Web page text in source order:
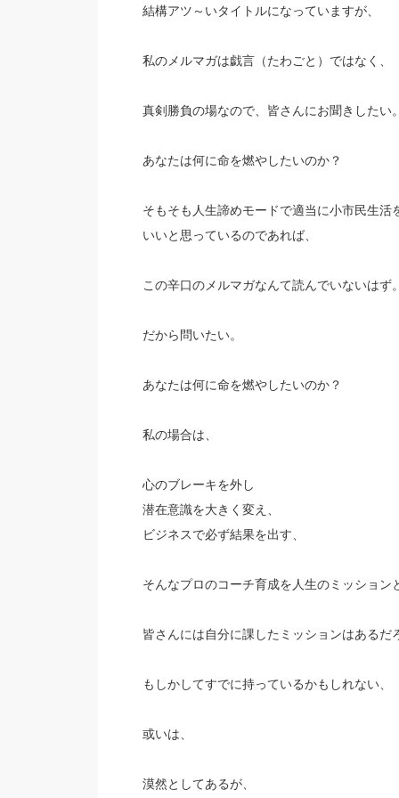
結構アツ～いタイトルになっていますが、
私のメルマガは戯言（たわごと）ではなく、
真剣勝負の場なので、皆さんにお聞きしたい。
あなたは何に命を燃やしたいのか？
そもそも人生諦めモードで適当に小市民生活
いいと思っているのであれば、
この辛口のメルマガなんて読んでいないはず。
だから問いたい。
あなたは何に命を燃やしたいのか？
私の場合は、
心のブレーキを外し
潜在意識を大きく変え、
ビジネスで必ず結果を出す、
そんなプロのコーチ育成を人生のミッション
皆さんには自分に課したミッションはあるだ
もしかしてすでに持っているかもしれない、
或いは、
漠然としてあるが、